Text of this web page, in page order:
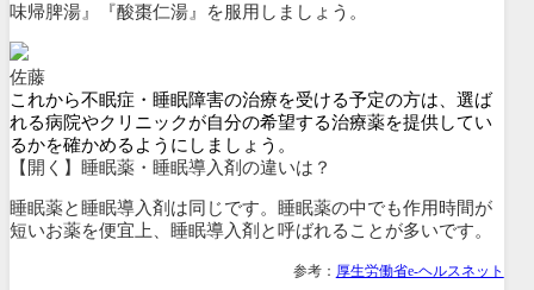
味帰脾湯』『酸棗仁湯』を服用しましょう。
佐藤
これから不眠症・睡眠障害の治療を受ける予定の方は、選ば
れる病院やクリニックが自分の希望する治療薬を提供してい
るかを確かめるようにしましょう。
【開く】睡眠薬・睡眠導入剤の違いは？
睡眠薬と睡眠導入剤は同じです。睡眠薬の中でも作用時間が
短いお薬を便宜上、睡眠導入剤と呼ばれることが多いです。
参考： 厚生労働省e-ヘルスネット